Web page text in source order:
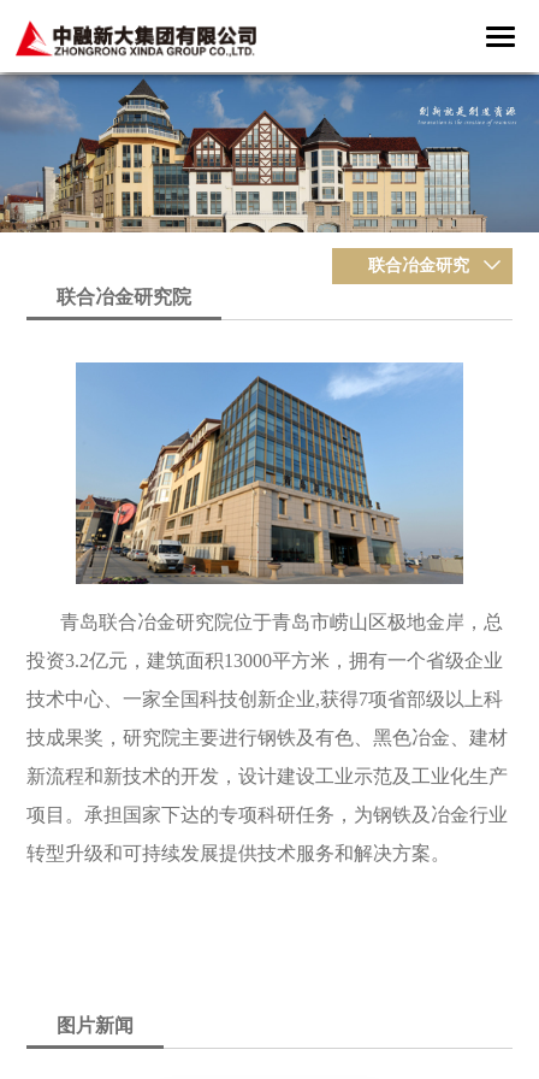
联合冶金研究院
联合冶金研究
青岛联合冶金研究院位于青岛市崂山区极地金岸，总
投资3.2亿元，建筑面积13000平方米，拥有一个省级企业
技术中心、一家全国科技创新企业,获得7项省部级以上科
技成果奖，研究院主要进行钢铁及有色、黑色冶金、建材
新流程和新技术的开发，设计建设工业示范及工业化生产
项目。承担国家下达的专项科研任务，为钢铁及冶金行业
转型升级和可持续发展提供技术服务和解决方案。
图片新闻